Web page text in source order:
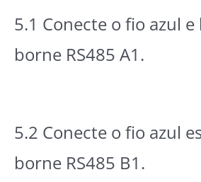
5.1 Conecte o fio azul
borne RS485 A1.
5.2 Conecte o fio azul
borne RS485 B1.